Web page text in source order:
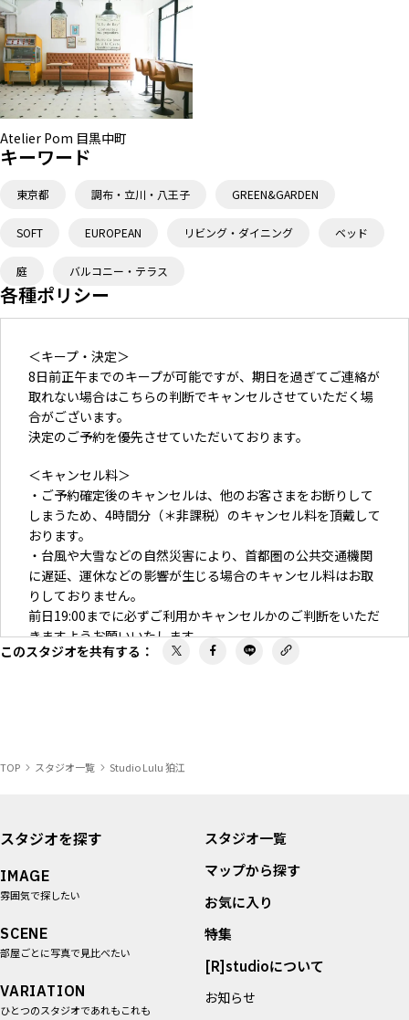
Atelier Pom 目黒中町
キーワード
東京都 調布・立川・八王子 GREEN&GARDEN
SOFT EUROPEAN リビング・ダイニング ベッド
庭 バルコニー・テラス
各種ポリシー
＜キープ・決定＞
8日前正午までのキープが可能ですが、期日を過ぎてご連絡が
取れない場合はこちらの判断でキャンセルさせていただく場
合がございます。
決定のご予約を優先させていただいております。
＜キャンセル料＞
・ご予約確定後のキャンセルは、他のお客さまをお断りして
しまうため、4時間分（＊非課税）のキャンセル料を頂戴して
おります。
・台風や大雪などの自然災害により、首都圏の公共交通機関
に遅延、運休などの影響が生じる場合のキャンセル料はお取
りしておりません。
前日19:00までに必ずご利用かキャンセルかのご判断をいただ
きますようお願いいたします。
破損があった場合は修繕費用を請求させていただきます。
壁への打ち付けはスタジオスタッフまでご相談ください。
ください
撮影以外でのアルコールはご遠慮ください。
＜その他＞
動物のトイレの場所確保と家具の破損や汚れのないよう十分
動物をベッドに乗せる場合はベッドシーツの下に吸水シート
をご利用ください。
このスタジオを共有する ：
TOP スタジオ一覧 Studio Lulu 狛江
スタジオを探す
IMAGE
雰囲気で探したい
SCENE
部屋ごとに写真で見比べたい
VARIATION
ひとつのスタジオであれもこれも
スタジオ一覧
マップから探す
お気に入り
特集
[R]studioについて
お知らせ